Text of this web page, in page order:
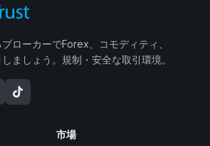
ローカーでForex、コモディティ、
ましょう。規制・安全な取引環境。
市場